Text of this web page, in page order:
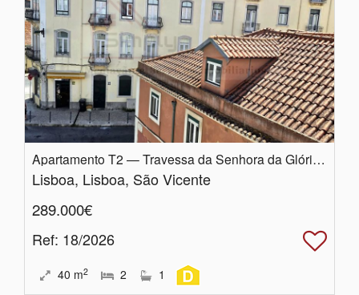
Apartamento T2 — Travessa da Senhora da Glória, Santa Engrácia, Lisboa
Lisboa, Lisboa, São Vicente
289.000€
Ref: 18/2026
40 m2 2 1